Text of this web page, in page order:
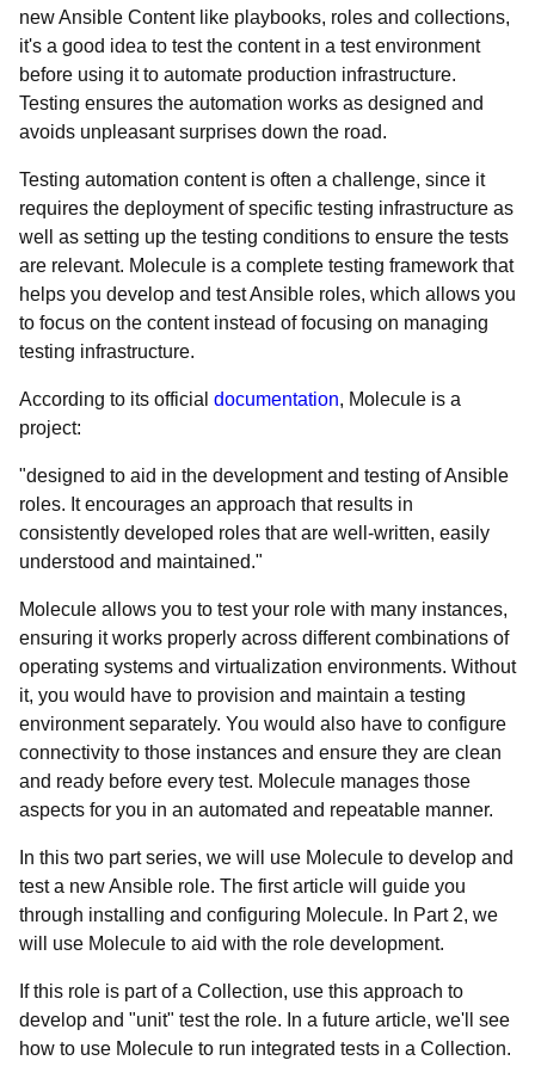
new Ansible Content like playbooks, roles and collections,
it's a good idea to test the content in a test environment
before using it to automate production infrastructure.
Testing ensures the automation works as designed and
avoids unpleasant surprises down the road.
Testing automation content is often a challenge, since it
requires the deployment of specific testing infrastructure as
well as setting up the testing conditions to ensure the tests
are relevant. Molecule is a complete testing framework that
helps you develop and test Ansible roles, which allows you
to focus on the content instead of focusing on managing
testing infrastructure.
According to its official documentation, Molecule is a
project:
"designed to aid in the development and testing of Ansible
roles. It encourages an approach that results in
consistently developed roles that are well-written, easily
understood and maintained."
Molecule allows you to test your role with many instances,
ensuring it works properly across different combinations of
operating systems and virtualization environments. Without
it, you would have to provision and maintain a testing
environment separately. You would also have to configure
connectivity to those instances and ensure they are clean
and ready before every test. Molecule manages those
aspects for you in an automated and repeatable manner.
In this two part series, we will use Molecule to develop and
test a new Ansible role. The first article will guide you
through installing and configuring Molecule. In Part 2, we
will use Molecule to aid with the role development.
If this role is part of a Collection, use this approach to
develop and "unit" test the role. In a future article, we'll see
how to use Molecule to run integrated tests in a Collection.